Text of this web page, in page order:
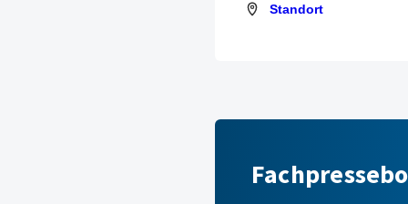
Standort
Standort